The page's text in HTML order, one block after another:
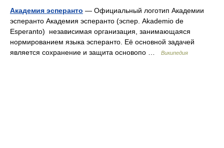
Академия эсперанто — Официальный логотип Академии
эсперанто Академия эсперанто (эспер. Akademio de
Esperanto) независимая организация, занимающаяся
нормированием языка эсперанто. Её основной задачей
является сохранение и защита основопо …
Википедия